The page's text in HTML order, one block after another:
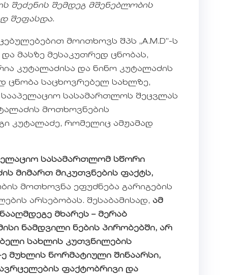
შეძენის შემდეგ მშენებლობის
შეფასდა.
მოითხოვს შპს „A.M.D”-ს
მასზე მესაკუთრედ ცნობას,
კუტალაძისა და ნინო კუტალაძის
ცნობა საცხოვრებელ სახლზე,
სააპელაციო სასამართლოს შეცვლას
მოთხოვნების
კუტალაძე, რომელიც ამჟამად
სასამართლომ სწორი
მიმართ მიკუთვნების ფაქტს,
მოთხოვნა ეფუძნება გარიგების
არსებობას. შესაბამისად, ამ
მხარეს – მერაბ
ნამდვილი ნების პირობებში, არ
სახლის კუთვნილების
მუხლის ნორმატიული შინაარსი,
ფაქტობრივი და